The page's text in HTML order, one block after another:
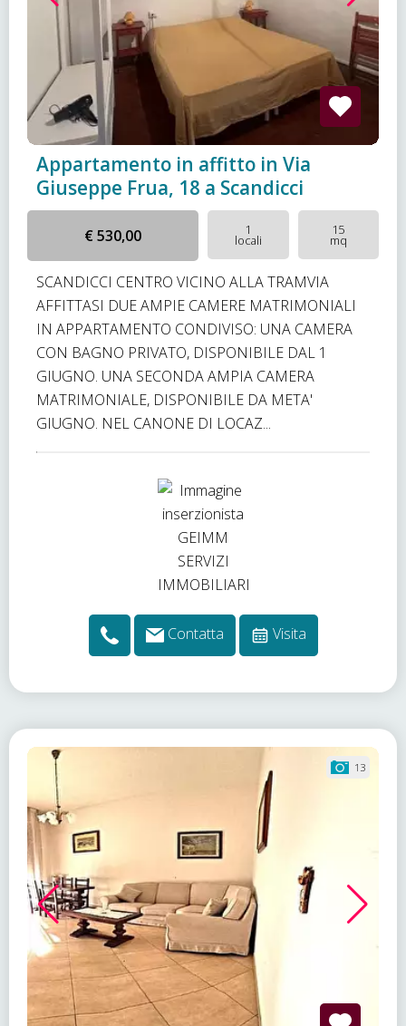
Appartamento in affitto in Via
Giuseppe Frua, 18 a Scandicci
€ 530,00 1
locali
15
mq
SCANDICCI CENTRO VICINO ALLA TRAMVIA
AFFITTASI DUE AMPIE CAMERE MATRIMONIALI
IN APPARTAMENTO CONDIVISO: UNA CAMERA
CON BAGNO PRIVATO, DISPONIBILE DAL 1
GIUGNO. UNA SECONDA AMPIA CAMERA
MATRIMONIALE, DISPONIBILE DA META'
GIUGNO. NEL CANONE DI LOCAZ...
Contatta Visita
13